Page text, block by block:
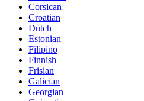
Corsican
Croatian
Dutch
Estonian
Filipino
Finnish
Frisian
Galician
Georgian